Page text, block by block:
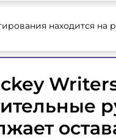
находится на